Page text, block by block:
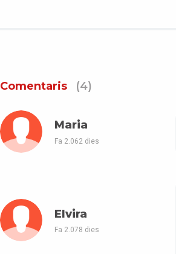
Comentaris (4)
Maria
Fa 2.062 dies
Elvira
Fa 2.078 dies